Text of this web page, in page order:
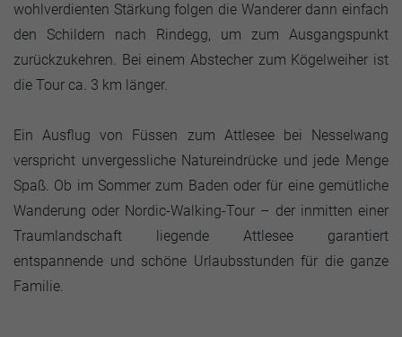
wohlverdienten Stärkung folgen die Wanderer dann einfach
den Schildern nach Rindegg, um zum Ausgangspunkt
zurückzukehren. Bei einem Abstecher zum Kögelweiher ist
die Tour ca. 3 km länger.
Ein Ausflug von Füssen zum Attlesee bei Nesselwang
verspricht unvergessliche Natureindrücke und jede Menge
Spaß. Ob im Sommer zum Baden oder für eine gemütliche
Wanderung oder Nordic-Walking-Tour – der inmitten einer
Traumlandschaft liegende Attlesee garantiert
entspannende und schöne Urlaubsstunden für die ganze
Familie.